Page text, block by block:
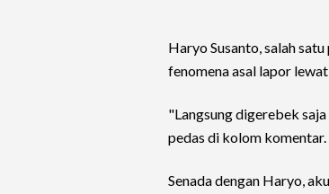
Haryo Susanto, salah
fenomena asal lapor
"Langsung digerebek
pedas di kolom komentar.
Senada dengan Haryo,